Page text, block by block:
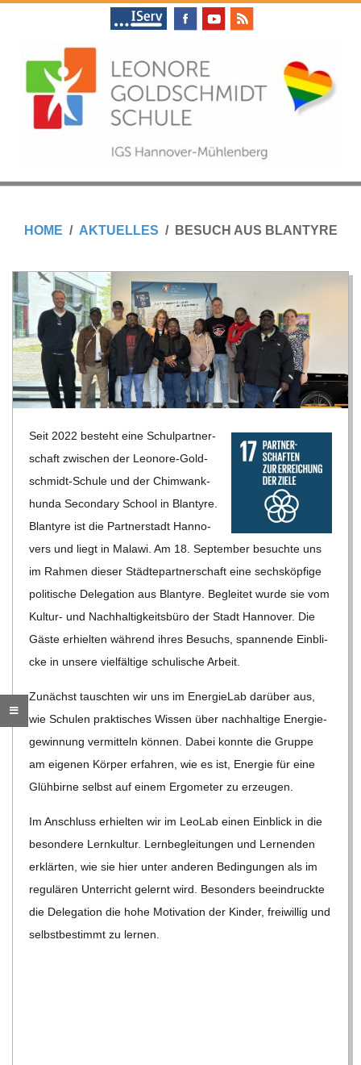
L
E
O
N
O
R
E
G
O
L
D
S
C
H
M
D
Menu
HOME AKTUELLES BESUCH AUS BLANTYRE
Seit 2022 besteht eine Schul­part­ner­
schaft zwi­schen der Leo­nore-Gold­
schmidt-Schule und der Chim­wank­
hunda Secon­dary School in Blan­tyre.
Blan­tyre ist die Part­ner­stadt Han­no­
vers und liegt in Malawi. Am 18. Sep­tem­ber besuchte uns
im Rah­men die­ser Städ­te­part­ner­schaft eine sechs­köp­fige
poli­ti­sche Dele­ga­tion aus Blan­tyre. Beglei­tet wurde sie vom
Kul­tur- und Nach­hal­tig­keits­büro der Stadt Han­no­ver. Die
Gäste erhiel­ten wäh­rend ihres Besuchs, span­nende Ein­bli­
cke in unsere viel­fäl­tige schu­li­sche Arbeit.
Zunächst tausch­ten wir uns im Ener­gie­Lab dar­über aus,
wie Schu­len prak­ti­sches Wis­sen über nach­hal­tige Ener­gie­
ge­win­nung ver­mit­teln kön­nen. Dabei konnte die Gruppe
am eige­nen Kör­per erfah­ren, wie es ist, Ener­gie für eine
Glüh­birne selbst auf einem Ergo­me­ter zu erzeugen.
Im Anschluss erhiel­ten wir im Leo­Lab einen Ein­blick in die
beson­dere Lern­kul­tur. Lern­be­glei­tun­gen und Ler­nen­den
erklär­ten, wie sie hier unter ande­ren Bedin­gun­gen als im
regu­lä­ren Unter­richt gelernt wird. Beson­ders beein­druckte
die Dele­ga­tion die hohe Moti­va­tion der Kin­der, frei­wil­lig und
selbst­be­stimmt zu lernen.